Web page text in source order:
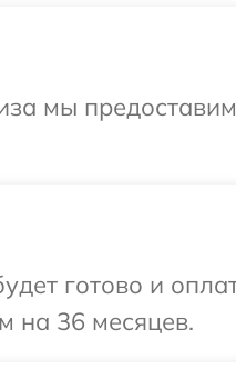
мы
готово и
на 36 месяцев.